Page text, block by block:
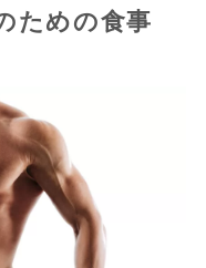
ための食事